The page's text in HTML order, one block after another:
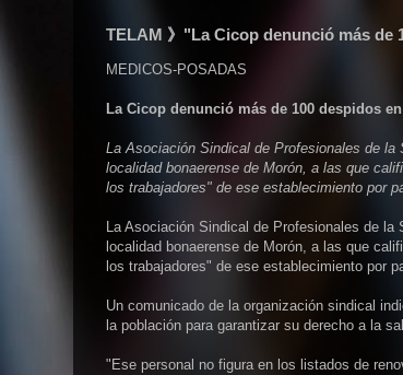
TELAM 》"La Cicop denunció más de
MEDICOS-POSADAS
La Cicop denunció más de 100 despidos
La Asociación Sindical de Profesionales de
localidad bonaerense de Morón, a las que
los trabajadores" de ese establecimiento por
La Asociación Sindical de Profesionales de
localidad bonaerense de Morón, a las que
los trabajadores" de ese establecimiento por
Un comunicado de la organización sindical
la población para garantizar su derecho a la
"Ese personal no figura en los listados de